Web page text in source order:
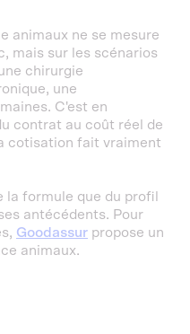
animaux ne se mesure
mais sur les scénarios
chirurgie
une
C'est en
contrat au coût réel de
cotisation fait vraiment
la formule que du profil
antécédents. Pour
Goodassur propose un
animaux.